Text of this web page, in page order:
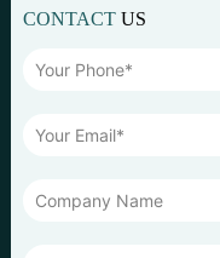
CONTACTUS